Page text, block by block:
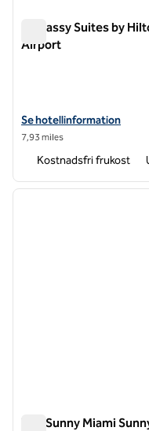
Embassy Suites by
Airport
Visa hotelluppgifter för
Se hotellinformation
7,93 miles
Kostnadsfri frukost
1 av 12
The Sunny Miami